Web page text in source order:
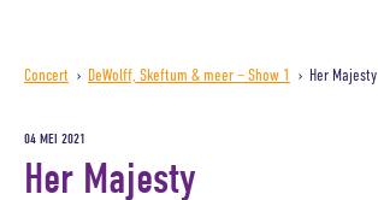
Concert › DeWolff, Skeftum & meer – Show 1 › Her Majesty
04 MEI 2021
Her Majesty